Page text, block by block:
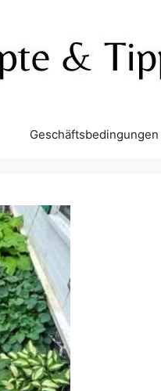
Geschäftsbedingungen